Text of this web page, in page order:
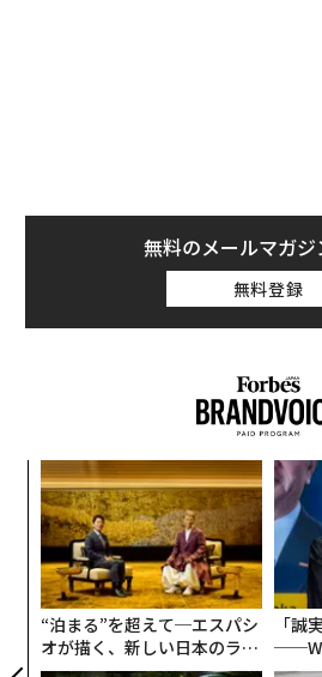
中の『Elder Scrolls 6』を除けば
マイクロソフトがゲーム開発会社
ことの目的は、ソニーに対抗でき
rvel's Spider-Man 2』で最高賞の
ヤー（GOTY）など多数の部門で
方、『Starfield』のノミネートは
しかも同部門は、『Baldur's
れている。その代わり、Xboxに
スストーリーとなったのは、どこ
部門にノミネートされた『Hi-Fi
無料のメールマガジ
無料登録
“泊まる”を超えて─エスパシ
オが描く、新しい日本のラグ
ジュアリー（中編）
「誠
ら寿